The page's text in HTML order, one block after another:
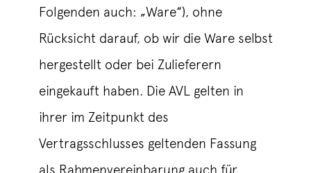
Folgenden auch: „Ware“), ohne
Rücksicht darauf, ob wir die Ware selbst
hergestellt oder bei Zulieferern
eingekauft haben. Die AVL gelten in
ihrer im Zeitpunkt des
Vertragsschlusses geltenden Fassung
als Rahmenvereinbarung auch für